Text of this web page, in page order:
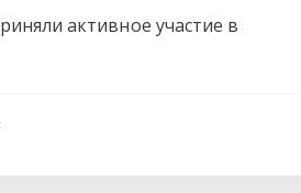
активное участие в